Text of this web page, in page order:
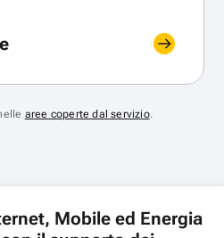
aree coperte dal servizio.
Mobile ed Energia